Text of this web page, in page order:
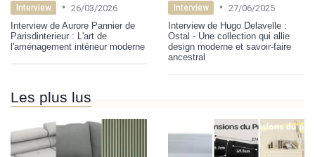
Interview • 26/03/2026
Interview de Aurore Pannier de
Parisdinterieur : L'art de
l'aménagement intérieur moderne
Interview • 27/06/2025
Interview de Hugo Delavelle :
Ostal - Une collection qui allie
design moderne et savoir-faire
ancestral
Les plus lus